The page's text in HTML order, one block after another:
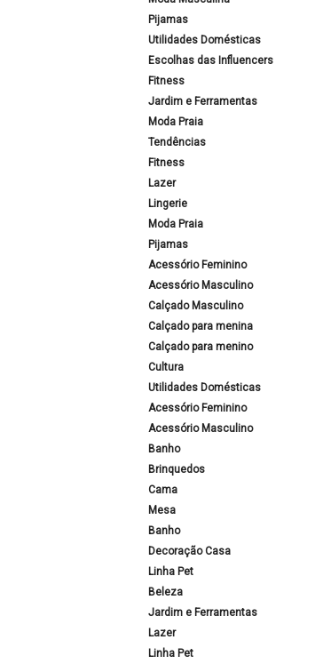
Pijamas
Utilidades Domésticas
Escolhas das Influencers
Fitness
Jardim e Ferramentas
Moda Praia
Tendências
Fitness
Lazer
Lingerie
Moda Praia
Pijamas
Acessório Feminino
Acessório Masculino
Calçado Masculino
Calçado para menina
Calçado para menino
Cultura
Utilidades Domésticas
Acessório Feminino
Acessório Masculino
Banho
Brinquedos
Cama
Mesa
Banho
Decoração Casa
Linha Pet
Beleza
Jardim e Ferramentas
Lazer
Linha Pet